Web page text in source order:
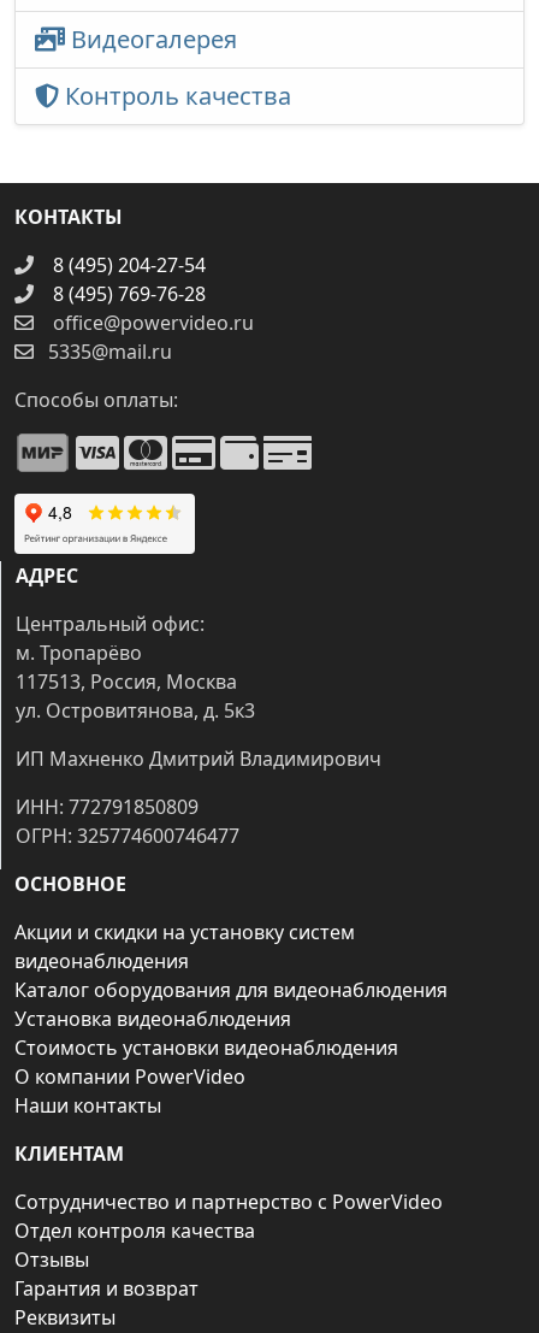
Видеогалерея
Контроль качества
КОНТАКТЫ
8 (495) 204-27-54
8 (495) 769-76-28
office@powervideo.ru
5335@mail.ru
Способы оплаты:
АДРЕС
Центральный офис:
м. Тропарёво
117513, Россия, Москва
ул. Островитянова, д. 5к3
ИП Махненко Дмитрий Владимирович
ИНН: 772791850809
ОГРН: 325774600746477
ОСНОВНОЕ
Акции и скидки на установку систем
видеонаблюдения
Каталог оборудования для видеонаблюдения
Установка видеонаблюдения
Стоимость установки видеонаблюдения
О компании PowerVideo
Наши контакты
КЛИЕНТАМ
Сотрудничество и партнерство с PowerVideo
Отдел контроля качества
Отзывы
Гарантия и возврат
Реквизиты